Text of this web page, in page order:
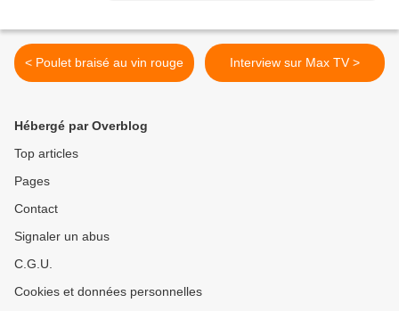
< Poulet braisé au vin rouge Interview sur Max TV >
Hébergé par Overblog
Top articles
Pages
Contact
Signaler un abus
C.G.U.
Cookies et données personnelles